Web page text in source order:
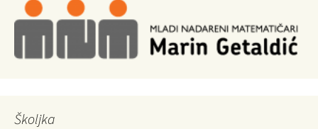
Školjka